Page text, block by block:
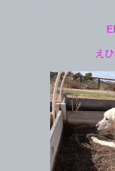
え